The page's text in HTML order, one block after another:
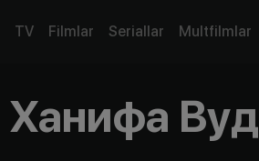
TV Filmlar Seriallar Multfilmlar
Ханифа Вуд